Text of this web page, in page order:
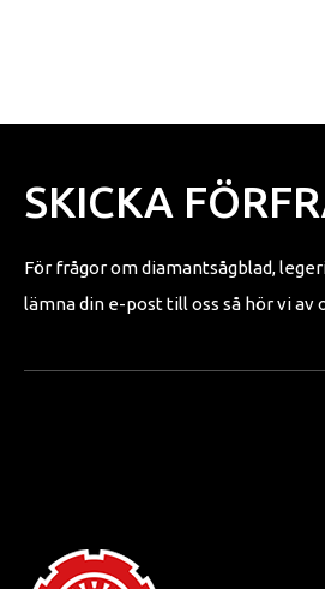
SKICKA
För frågor om diamantsågblad,
lämna din e-post till oss så hör vi av